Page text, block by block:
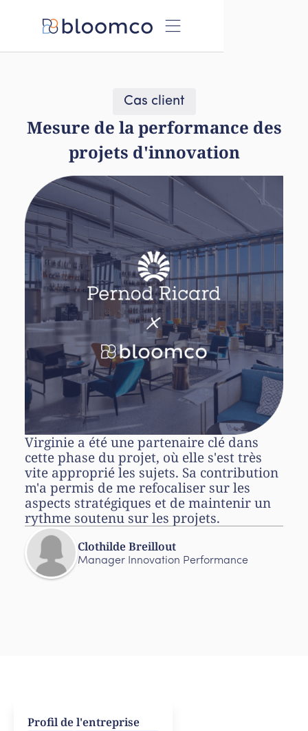
Cas client
Mesure de la performance des
projets d'innovation
Virginie a été une partenaire clé dans
cette phase du projet, où elle s'est très
vite approprié les sujets. Sa contribution
m'a permis de me refocaliser sur les
aspects stratégiques et de maintenir un
rythme soutenu sur les projets.
Clothilde Breillout
Manager Innovation Performance
Profil de l'entreprise